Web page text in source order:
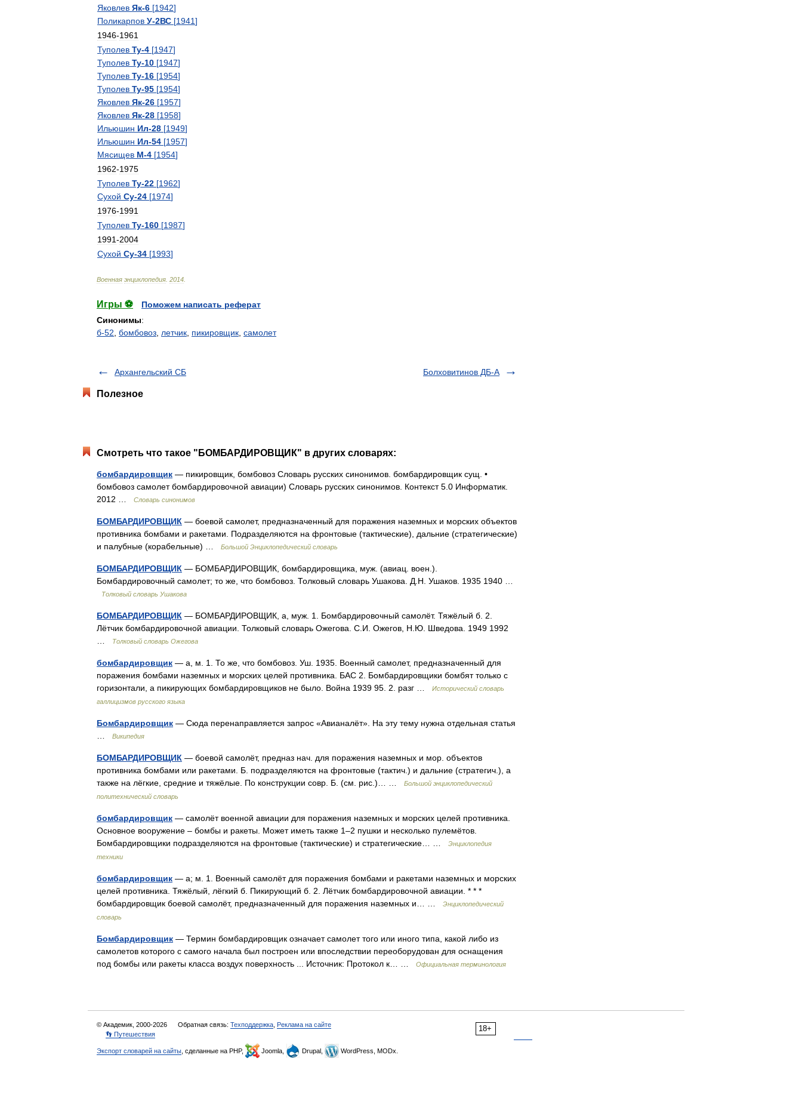
Яковлев Як-6 [1942]
Поликарпов У-2ВС [1941]
1946-1961
Туполев Ту-4 [1947]
Туполев Ту-10 [1947]
Туполев Ту-16 [1954]
Туполев Ту-95 [1954]
Яковлев Як-26 [1957]
Яковлев Як-28 [1958]
Ильюшин Ил-28 [1949]
Ильюшин Ил-54 [1957]
Мясищев М-4 [1954]
1962-1975
Туполев Ту-22 [1962]
Сухой Су-24 [1974]
1976-1991
Туполев Ту-160 [1987]
1991-2004
Сухой Су-34 [1993]
Военная энциклопедия 2014
Игры ⚽
Поможем написать реферат
Синонимы:
б-52 бомбовоз летчик пикировщик самолет
Архангельский СБ Болховитинов ДБ-А
Полезное
Смотреть что такое "БОМБАРДИРОВЩИК" в других словарях:
бомбардировщик — пикировщик, бомбовоз Словарь русских синонимов. бомбардировщик сущ. •
бомбовоз самолет бомбардировочной авиации) Словарь русских синонимов. Контекст 5.0 Информатик.
2012 …
Словарь синонимов
БОМБАРДИРОВЩИК — боевой самолет, предназначенный для поражения наземных и морских объектов
противника бомбами и ракетами. Подразделяются на фронтовые (тактические), дальние (стратегические)
и палубные (корабельные) …
Большой Энциклопедический словарь
БОМБАРДИРОВЩИК — БОМБАРДИРОВЩИК, бомбардировщика, муж. (авиац. воен.).
Бомбардировочный самолет; то же, что бомбовоз. Толковый словарь Ушакова. Д.Н. Ушаков. 1935 1940 …
Толковый словарь Ушакова
БОМБАРДИРОВЩИК — БОМБАРДИРОВЩИК, а, муж. 1. Бомбардировочный самолёт. Тяжёлый б. 2.
Лётчик бомбардировочной авиации. Толковый словарь Ожегова. С.И. Ожегов, Н.Ю. Шведова. 1949 1992
Толковый словарь Ожегова
бомбардировщик — а, м. 1. То же, что бомбовоз. Уш. 1935. Военный самолет, предназначенный для
поражения бомбами наземных и морских целей противника. БАС 2. Бомбардировщики бомбят только с
горизонтали, а пикирующих бомбардировщиков не было. Война 1939 95. 2. разг …
Исторический словарь
галлицизмов русского языка
Бомбардировщик — Сюда перенаправляется запрос «Авианалёт». На эту тему нужна отдельная статья
Википедия
БОМБАРДИРОВЩИК — боевой самолёт, предназ нач. для поражения наземных и мор. объектов
противника бомбами или ракетами. Б. подразделяются на фронтовые (тактич.) и дальние (стратегич.), а
также на лёгкие, средние и тяжёлые. По конструкции совр. Б. (см. рис.)… …
Большой энциклопедический
политехнический словарь
бомбардировщик — самолёт военной авиации для поражения наземных и морских целей противника.
Основное вооружение – бомбы и ракеты. Может иметь также 1–2 пушки и несколько пулемётов.
Бомбардировщики подразделяются на фронтовые (тактические) и стратегические… …
Энциклопедия
техники
бомбардировщик — а; м. 1. Военный самолёт для поражения бомбами и ракетами наземных и морских
целей противника. Тяжёлый, лёгкий б. Пикирующий б. 2. Лётчик бомбардировочной авиации. * * *
бомбардировщик боевой самолёт, предназначенный для поражения наземных и… …
Энциклопедический
словарь
Бомбардировщик — Термин бомбардировщик означает самолет того или иного типа, какой либо из
самолетов которого с самого начала был построен или впоследствии переоборудован для оснащения
под бомбы или ракеты класса воздух поверхность ... Источник: Протокол к… …
Официальная терминология
18+
© Академик, 2000-2026 Обратная связь: Техподдержка Реклама на сайте
👣 Путешествия
Экспорт словарей на сайты , сделанные на PHP, Joomla, Drupal, WordPress, MODx.